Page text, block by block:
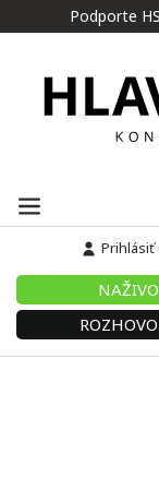
Podporte HS
Prihlásiť
NAŽIVO